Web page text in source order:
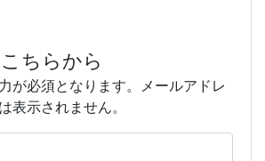
ちらから
が必須となります。メールアドレ
表示されません。